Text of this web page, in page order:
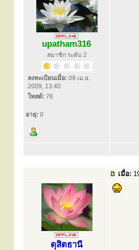
upatham316
สมาชิก ระดับ 2
ลงทะเบียนเมื่อ: 09 เม.ย.
2009, 13:40
โพสต์: 76
อายุ: 0
เมื่อ:
ดุสิตธานี